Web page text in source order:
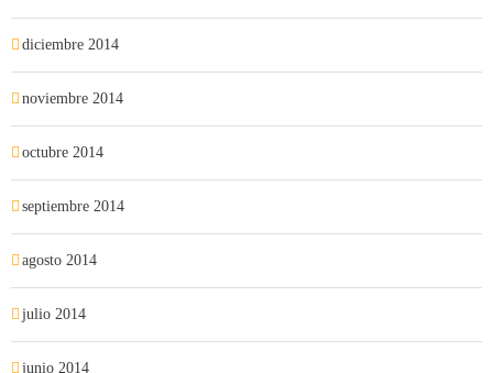
diciembre 2014
noviembre 2014
octubre 2014
septiembre 2014
agosto 2014
julio 2014
junio 2014